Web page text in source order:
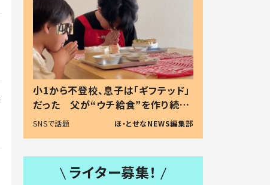
小1から不登校、息子は「ギフテッド」
だった 父が“ウチ給食”を作り続け
る理由とは #令和の親 #令和の子
SNSで話題 ほ・とせなNEWS編集部
ライター募集！